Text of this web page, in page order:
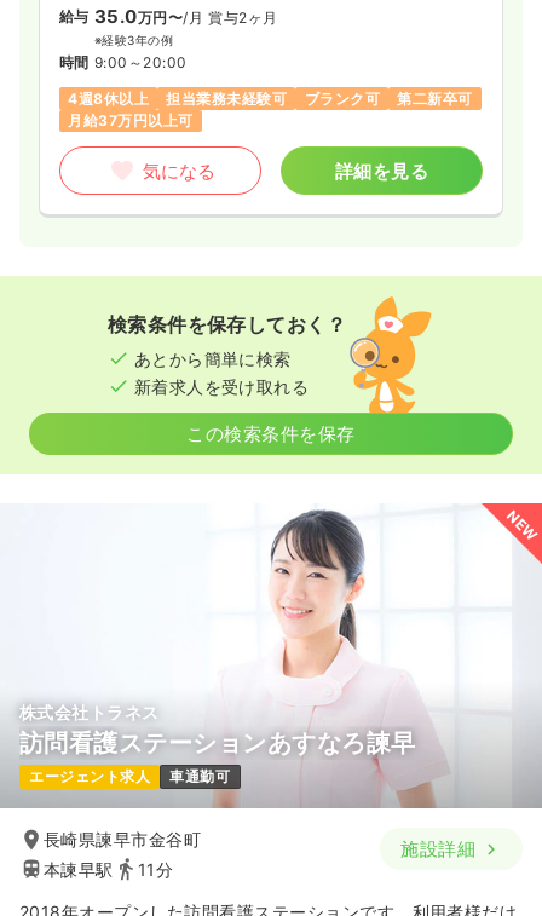
給与 21.0〜31.0 万円/月 賞与4.2ヶ月
※一例
時間 8:30～17:00（休憩60分）
日祝休み
月給31万円以上可
気になる 詳細を見る
21.0〜28.2万円/月 賞与4.1ヶ月
※一例
8:30～17:15（休憩60分）
ブランク可
第二新卒可 月給28万円以上可
気になる 詳細を見る
給与 35.0万円〜/月 賞与2ヶ月
※経験3年の例
時間 9:00～20:00
4週8休以上
担当業務未経験可 ブランク可
第二新卒可
月給37万円以上可
気になる 詳細を見る
検索条件を保存しておく？
あとから簡単に検索
新着求人を受け取れる
この検索条件を保存
NEW
株式会社トラネス
訪問看護ステーションあすなろ諫早
エージェント求人 車通勤可
長崎県諫早市金谷町
本諫早駅
11分
施設詳細